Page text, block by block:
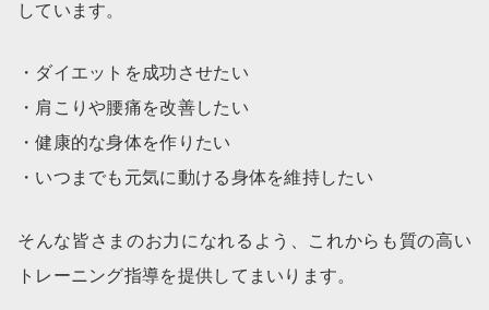
しています。
・ダイエットを成功させたい
・肩こりや腰痛を改善したい
・健康的な身体を作りたい
・いつまでも元気に動ける身体を維持したい
そんな皆さまのお力になれるよう、これからも質の高い
トレーニング指導を提供してまいります。